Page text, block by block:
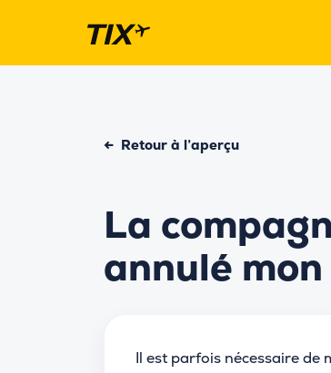
← Retour à l’aperçu
La
annulé mon
Il est parfois nécessaire de